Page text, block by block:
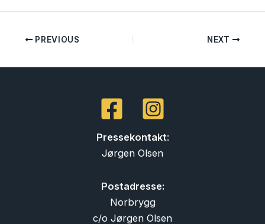
PREVIOUS NEXT
Pressekontakt:
Jørgen Olsen
Postadresse:
Norbrygg
c/o Jørgen Olsen